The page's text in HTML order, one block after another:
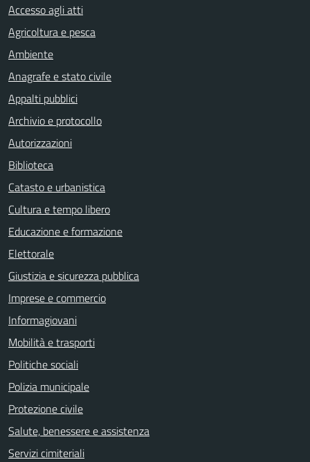
Accesso agli atti
Agricoltura e pesca
Ambiente
Anagrafe e stato civile
Appalti pubblici
Archivio e protocollo
Autorizzazioni
Biblioteca
Catasto e urbanistica
Cultura e tempo libero
Educazione e formazione
Elettorale
Giustizia e sicurezza pubblica
Imprese e commercio
Informagiovani
Mobilità e trasporti
Politiche sociali
Polizia municipale
Protezione civile
Salute, benessere e assistenza
Servizi cimiteriali